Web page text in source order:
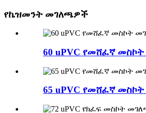
የኬዝመንት መገለጫዎች
60 uPVC የመሸፈኛ
65 uPVC የመሸፈኛ